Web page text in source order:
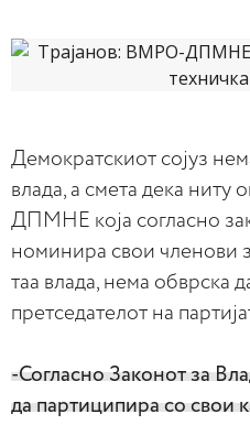
Демократскиот сојуз
влада, а смета дека
ДПМНЕ која согласно
номинира свои членови
таа влада, нема обврска
претседателот на
-Согласно Законот за
да партиципира со свои